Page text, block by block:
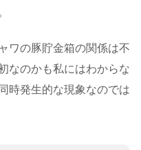
ワの豚貯金箱の関係は不
なのかも私にはわからな
時発生的な現象なのでは